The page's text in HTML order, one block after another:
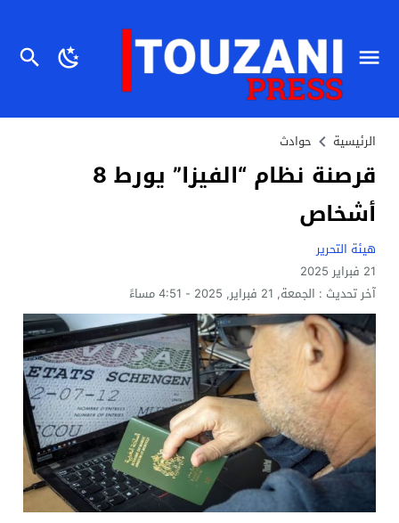
الرئيسية حوادث
قرصنة نظام “الفيزا” يورط 8
أشخاص‎
هيئة التحرير
21 فبراير 2025
آخر تحديث : الجمعة, 21 فبراير, 2025 - 4:51 مساءً